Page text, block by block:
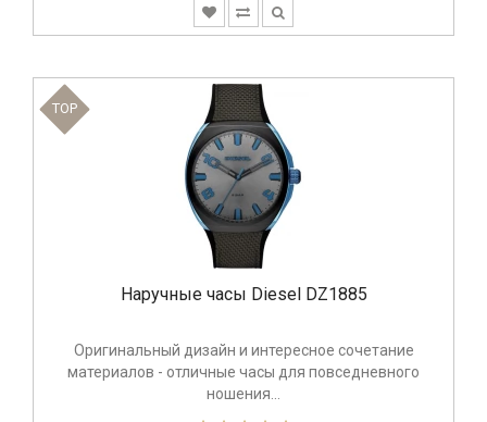
TOP
Наручные часы Diesel DZ1885
Оригинальный дизайн и интересное сочетание
материалов - отличные часы для повседневного
ношения...